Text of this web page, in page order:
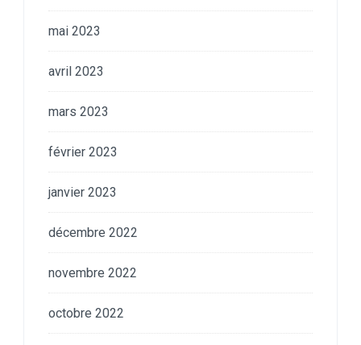
mai 2023
avril 2023
mars 2023
février 2023
janvier 2023
décembre 2022
novembre 2022
octobre 2022